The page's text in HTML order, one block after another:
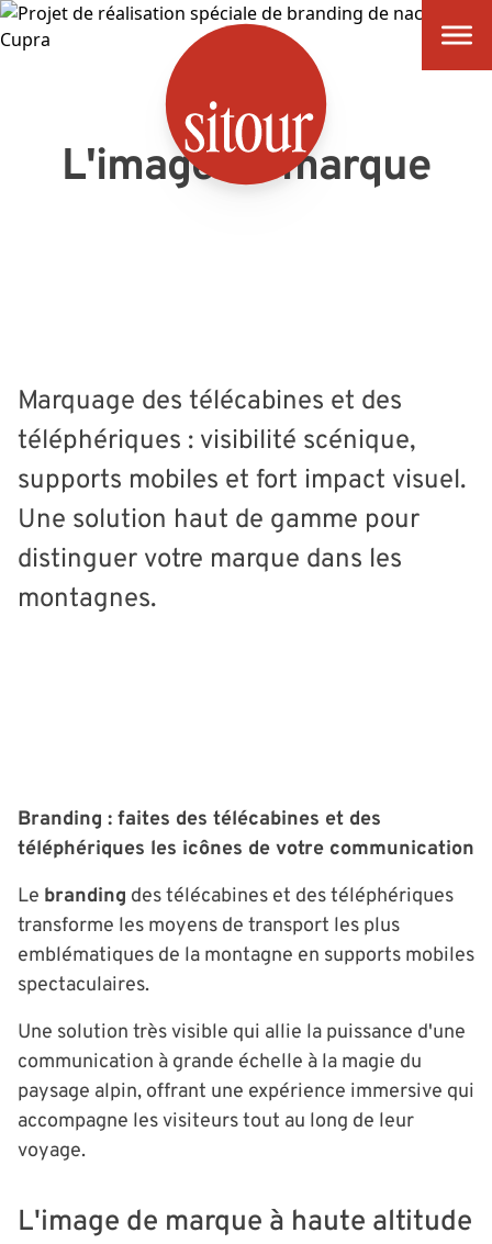
SITOUR
L'image de marque
Marquage des télécabines et des
téléphériques : visibilité scénique,
supports mobiles et fort impact visuel.
Une solution haut de gamme pour
distinguer votre marque dans les
montagnes.
Branding : faites des télécabines et des
téléphériques les icônes de votre communication
Le branding des télécabines et des téléphériques
transforme les moyens de transport les plus
emblématiques de la montagne en supports mobiles
spectaculaires.
Une solution très visible qui allie la puissance d'une
communication à grande échelle à la magie du
paysage alpin, offrant une expérience immersive qui
accompagne les visiteurs tout au long de leur
voyage.
L'image de marque à haute altitude